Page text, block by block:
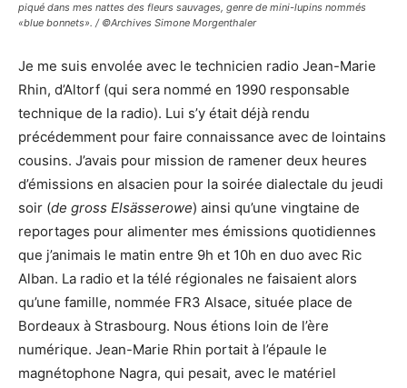
piqué dans mes nattes des fleurs sauvages, genre de mini-lupins nommés
«blue bonnets». / ©Archives Simone Morgenthaler
Je me suis envolée avec le technicien radio Jean-Marie
Rhin, d’Altorf (qui sera nommé en 1990 responsable
technique de la radio). Lui s’y était déjà rendu
précédemment pour faire connaissance avec de lointains
cousins. J’avais pour mission de ramener deux heures
d’émissions en alsacien pour la soirée dialectale du jeudi
soir (de gross Elsässerowe) ainsi qu’une vingtaine de
reportages pour alimenter mes émissions quotidiennes
que j’animais le matin entre 9h et 10h en duo avec Ric
Alban. La radio et la télé régionales ne faisaient alors
qu’une famille, nommée FR3 Alsace, située place de
Bordeaux à Strasbourg. Nous étions loin de l’ère
numérique. Jean-Marie Rhin portait à l’épaule le
magnétophone Nagra, qui pesait, avec le matériel